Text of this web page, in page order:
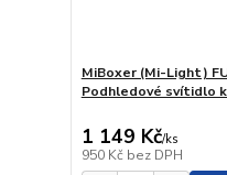
MiBoxer (Mi-Light)
Podhledové svítidlo
1 149 Kč/ks
950 Kč bez DPH